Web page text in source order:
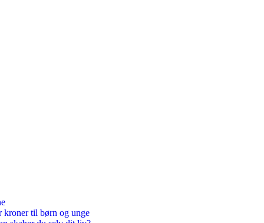
kroner til børn og unge